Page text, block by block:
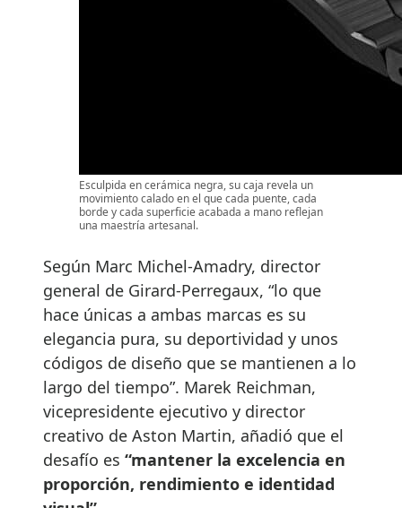
Esculpida en cerámica negra, su caja revela un
movimiento calado en el que cada puente, cada
borde y cada superficie acabada a mano reflejan
una maestría artesanal.
Según Marc Michel-Amadry, director
general de Girard-Perregaux, “lo que
hace únicas a ambas marcas es su
elegancia pura, su deportividad y unos
códigos de diseño que se mantienen a lo
largo del tiempo”. Marek Reichman,
vicepresidente ejecutivo y director
creativo de Aston Martin, añadió que el
desafío es “mantener la excelencia en
proporción, rendimiento e identidad